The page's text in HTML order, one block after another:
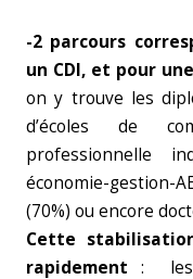
-2 parcours
un CDI, et pour
on y trouve les
d’écoles de
professionnelle
économie-
(70%) ou encore
Cette
rapidement : les